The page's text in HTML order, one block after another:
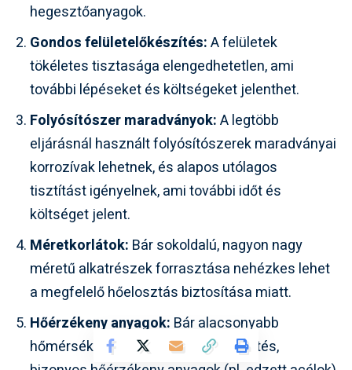
hegesztőanyagok.
Gondos felületelőkészítés:A felületek
tökéletes tisztasága elengedhetetlen, ami
további lépéseket és költségeket jelenthet.
Folyósítószer maradványok:A legtöbb
eljárásnál használt folyósítószerek maradványai
korrozívak lehetnek, és alapos utólagos
tisztítást igényelnek, ami további időt és
költséget jelent.
Méretkorlátok: Bár sokoldalú, nagyon nagy
méretű alkatrészek forrasztása nehézkes lehet
a megfelelő hőelosztás biztosítása miatt.
Hőérzékeny anyagok: Bár alacsonyabb
hőmérsékleten zajlik, mint a hegesztés,